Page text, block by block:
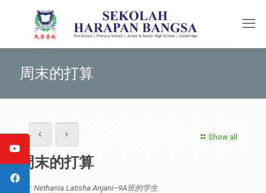
周末的打算
Show all
周末的打算
By: Nethania Latisha Anjani–9A班的学生